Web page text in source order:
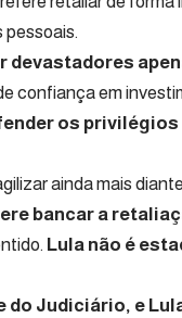
devastadores
confiança em
os
ainda mais
bancar a
Lula não é
do Judiciário, e